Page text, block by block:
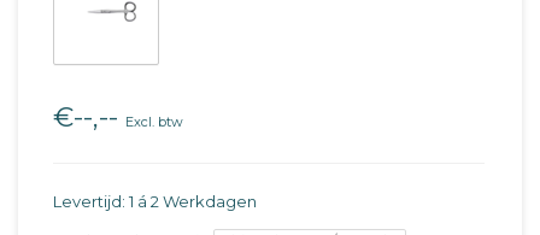
€--,-- Excl. btw
Levertijd: 1 á 2 Werkdagen